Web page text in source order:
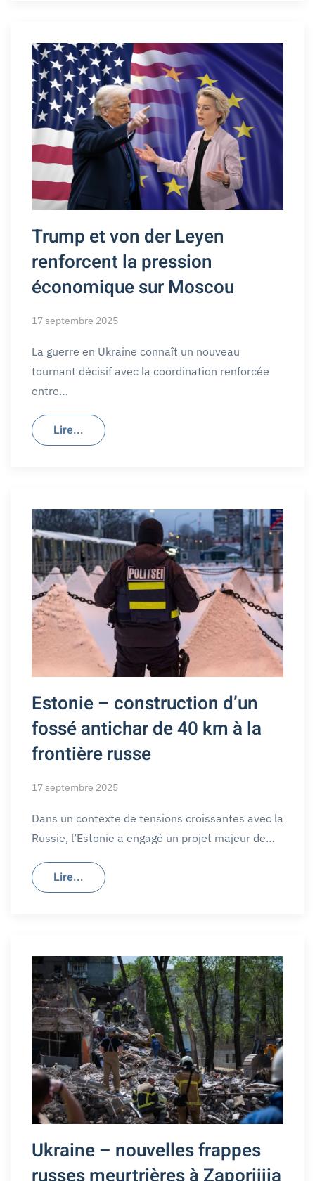
Trump et von der Leyen
renforcent la pression
économique sur Moscou
17 septembre 2025
La guerre en Ukraine connaît un nouveau
tournant décisif avec la coordination renforcée
entre…
Lire...
Estonie – construction d’un
fossé antichar de 40 km à la
frontière russe
17 septembre 2025
Dans un contexte de tensions croissantes avec la
Russie, l’Estonie a engagé un projet majeur de…
Lire...
Ukraine – nouvelles frappes